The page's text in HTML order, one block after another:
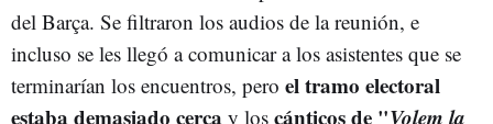
del Barça. Se filtraron los audios de la reunión, e
incluso se les llegó a comunicar a los asistentes que se
terminarían los encuentros, pero el tramo electoral
estaba demasiado cerca y los cánticos de "Volem la